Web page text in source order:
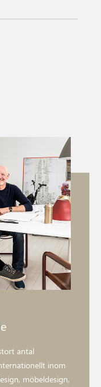
antal
inom
möbeldesign,